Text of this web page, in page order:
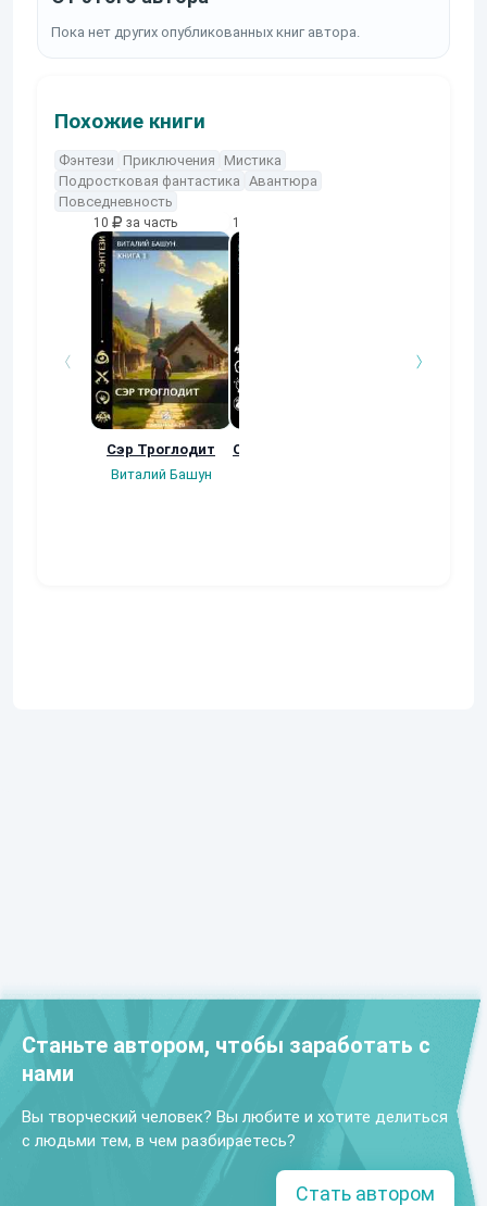
Пока нет других опубликованных книг автора.
Похожие книги
Фэнтези Приключения
Мистика
Подростковая фантастика Авантюра
Повседневность
10 за часть
Сэр Троглодит
Виталий Башун
10
Осколки прошлого
Станьте автором, чтобы заработать с
нами
Вы творческий человек? Вы любите и хотите делиться
с людьми тем, в чем разбираетесь?
Стать автором